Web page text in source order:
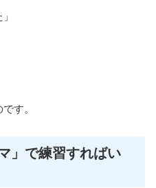
す。
」で練習すればい